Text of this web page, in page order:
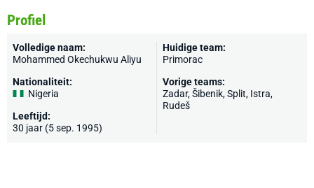
Profiel
Volledige naam:
Mohammed Okechukwu Aliyu
Nationaliteit:
Nigeria
Leeftijd:
30 jaar (5 sep. 1995)
Huidige team:
Primorac
Vorige teams:
Zadar, Šibenik, Split, Istra,
Rudeš